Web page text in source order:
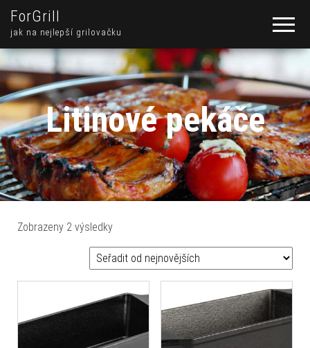
ForGrill
jak na nejlepší grilovačku
Litinové pekáče
Zobrazeny 2 výsledkySeřazeno od nejnovějších